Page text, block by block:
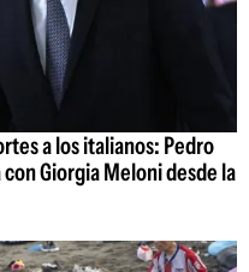
a los italianos: Pedro
Giorgia Meloni desde la